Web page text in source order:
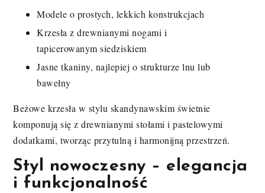
Modele o prostych, lekkich konstrukcjach
Krzesła z drewnianymi nogami i
tapicerowanym siedziskiem
Jasne tkaniny, najlepiej o strukturze lnu lub
bawełny
Beżowe krzesła w stylu skandynawskim świetnie
komponują się z drewnianymi stołami i pastelowymi
dodatkami, tworząc przytulną i harmonijną przestrzeń.
Styl nowoczesny – elegancja
i funkcjonalność